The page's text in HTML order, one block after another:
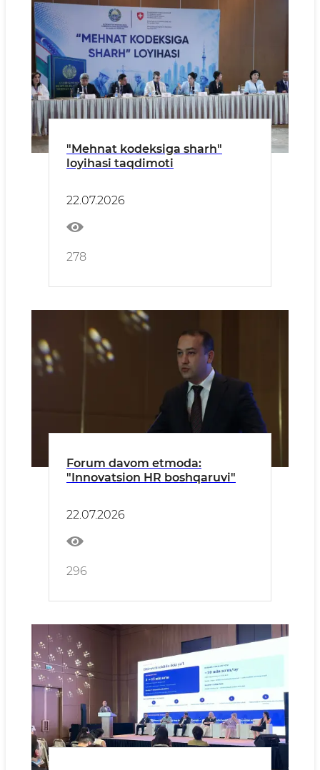
"Mehnat kodeksiga sharh"
loyihasi taqdimoti
22.07.2026
278
Forum davom etmoda:
"Innovatsion HR boshqaruvi"
22.07.2026
296